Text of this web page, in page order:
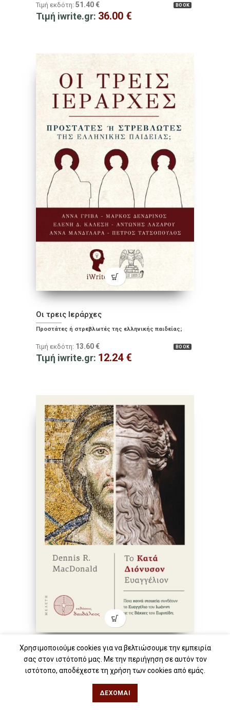
BOOK
Τιμή εκδότη: 51.40 €
Τιμή iwrite.gr: 36.00 €
Οι τρεις Iεράρχες
Προστάτες ή στρεβλωτές της ελληνικής παιδείας;
BOOK
Τιμή εκδότη: 13.60 €
Τιμή iwrite.gr: 12.24 €
Το κατά Διόνυσον Ευαγγέλιον
Ποια κοινά στοιχεία συνδέουν το Ευαγγέλιο του Ιωάννη
Τιμή iwrite.gr:16.11€
Χρησιμοποιούμε cookies για να βελτιώσουμε την εμπειρία
σας στον ιστότοπό μας. Με την περιήγηση σε αυτόν τον
ιστότοπο, αποδέχεστε τη χρήση των cookies από εμάς.
ΔΈΧΟΜΑΙ